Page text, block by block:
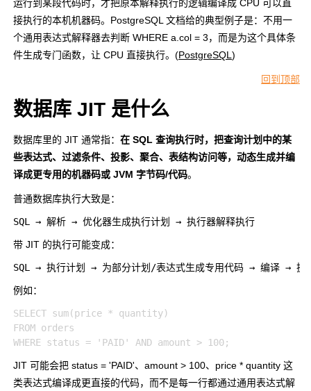
运行到某段代码时，才把原本解释执行的逻辑编译成 CPU 可以直
接执行的本机机器码。PostgreSQL 文档给的典型例子是：不用一
个通用表达式解释器去判断 WHERE a.col = 3，而是为这个具体条
件生成专门函数，让 CPU 直接执行。(PostgreSQL )
回到顶部
数据库 JIT 是什么
数据库里的 JIT 通常指： 在 SQL 查询执行时，把查询计划中的某
些表达式、过滤条件、投影、聚合、表结构访问等，动态生成并编
译成更专用的机器码或 JVM 字节码/代码。
普通数据库执行大致是：
带 JIT 的执行可能变成：
例如：
SELECT sum(price * quantity)
FROM orders
JIT 可能会把 status = 'PAID'、 amount > 100、 price * quantity 这
类表达式编译成更直接的代码，而不是每一行都通过通用表达式解